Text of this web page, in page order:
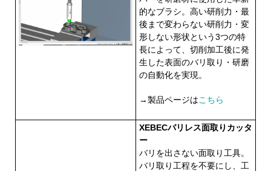
的なブラシ。高い研削力・最
後まで変わらない研削力・変
形しない形状という3つの特
長によって、切削加工後に発
生した表面のバリ取り・研磨
の自動化を実現。
→製品ページはこちら
XEBECバリレス面取りカッタ
ー
バリを出さない面取り工具。
バリ取り工程を不要にし、工